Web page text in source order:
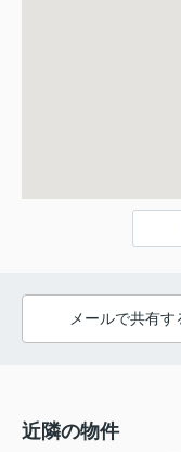
メールで共有す
近隣の物件